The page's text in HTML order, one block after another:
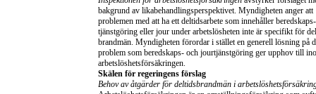
bakgrund av likabehandlingsperspektivet. Myndigheten anger att
problemen med att ha ett deltidsarbete som innehåller beredskaps-
tjänstgöring eller jour under arbetslösheten inte är specifikt för
brandmän. Myndigheten förordar i stället en generell lösning på
problem som beredskaps- och jourtjänstgöring ger upphov till
arbetslöshetsförsäkringen.
Skälen för regeringens förslag
Behov av åtgärder för deltidsbrandmän i